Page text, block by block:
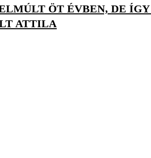
ÖT ÉVBEN, DE
ATTILA